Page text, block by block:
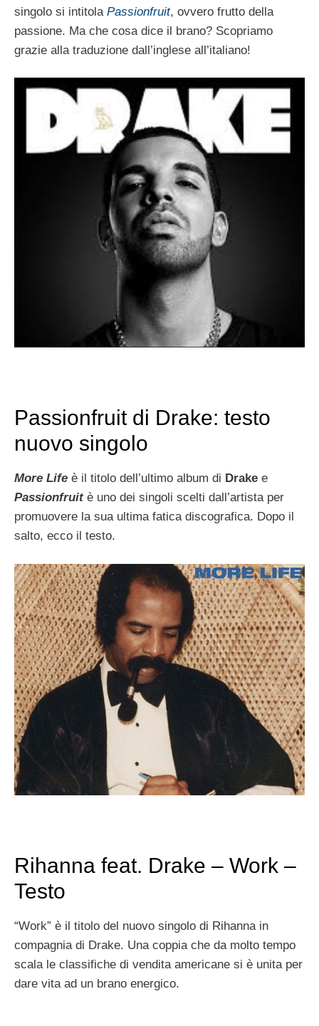
singolo si intitola Passionfruit, ovvero frutto della
passione. Ma che cosa dice il brano? Scopriamo
grazie alla traduzione dall’inglese all’italiano!
Passionfruit di Drake: testo
nuovo singolo
More Life è il titolo dell’ultimo album di Drake e
Passionfruitè uno dei singoli scelti dall’artista per
promuovere la sua ultima fatica discografica. Dopo il
salto, ecco il testo.
Rihanna feat. Drake – Work –
Testo
“Work” è il titolo del nuovo singolo di Rihanna in
compagnia di Drake. Una coppia che da molto tempo
scala le classifiche di vendita americane si è unita per
dare vita ad un brano energico.